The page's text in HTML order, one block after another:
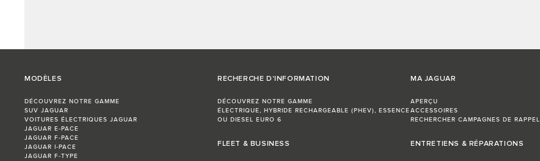
MODÈLES
DÉCOUVREZ NOTRE GAMME
SUV JAGUAR
VOITURES ÉLECTRIQUES JAGUAR
JAGUAR E-PACE
JAGUAR F-PACE
JAGUAR I‑PACE
JAGUAR F‑TYPE
RECHERCHE D'INFORMATION
DÉCOUVREZ NOTRE GAMME
ÉLECTRIQUE, HYBRIDE RECHARGEABLE (PHEV), ESSENCE
OU DIESEL EURO 6
FLEET & BUSINESS
MA JAGUAR
APERÇU
ACCESSOIRES
RECHERCHER CAMPAGNES DE RAPPEL
ENTRETIENS & RÉPARATIONS